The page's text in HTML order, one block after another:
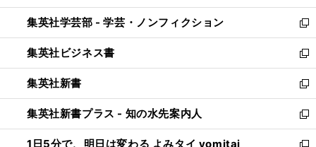
開
く
ウ
で
開
く
ン
ド
ウ
で
開
く
ウ
ィ
ン
ド
ウ
で
開
く
集英社学芸部 - 学芸・ノンフィクション
新
し
い
ウ
ィ
ン
ド
ウ
で
集英社ビジネス書
新
し
い
ウ
ィ
ン
集英社新書
新
し
い
ウ
集英社新書プラス - 知の水先案内人
新
し
1日5分で、明日は変わる よみタイ yomitai